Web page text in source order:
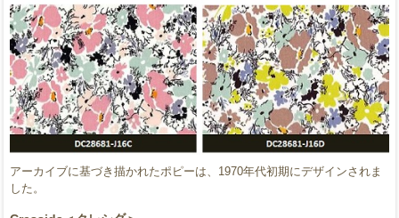
アーカイブに基づき描かれたポピーは、1970年代初期にデザインされま
した。